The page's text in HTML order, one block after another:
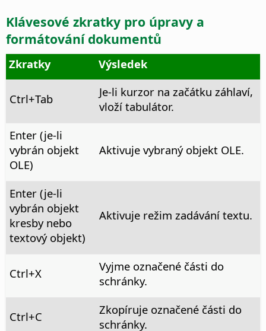
Klávesové zkratky pro úpravy a
formátování dokumentů
Zkratky Výsledek
Ctrl+Tab
Je-li kurzor na začátku záhlaví,
vloží tabulátor.
Enter (je-li
vybrán objekt
OLE)
Aktivuje vybraný objekt OLE.
Enter (je-li
vybrán objekt
kresby nebo
textový objekt)
Aktivuje režim zadávání textu.
Ctrl+X
Vyjme označené části do
schránky.
Ctrl+C
Zkopíruje označené části do
schránky.